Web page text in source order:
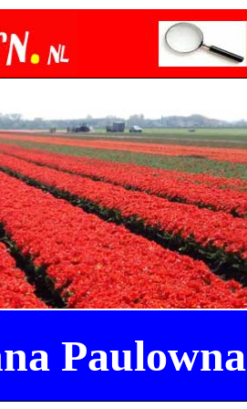
Paulowna